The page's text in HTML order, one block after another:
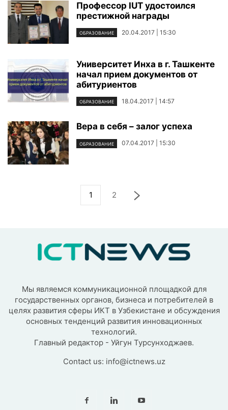
Профессор IUT удостоился
престижной награды
ОБРАЗОВАНИЕ 20.04.2017 | 15:30
Университет Инха в г. Ташкенте
начал прием документов от
абитуриентов
ОБРАЗОВАНИЕ 18.04.2017 | 14:57
Вера в себя – залог успеха
ОБРАЗОВАНИЕ 07.04.2017 | 15:30
1 2
Мы являемся коммуникационной площадкой для
государственных органов, бизнеса и потребителей в
целях развития сферы ИКТ в Узбекистане и обсуждения
основных тенденций развития инновационных
технологий.
Главный редактор - Уйгун Турсунходжаев.
Contact us: info@ictnews.uz